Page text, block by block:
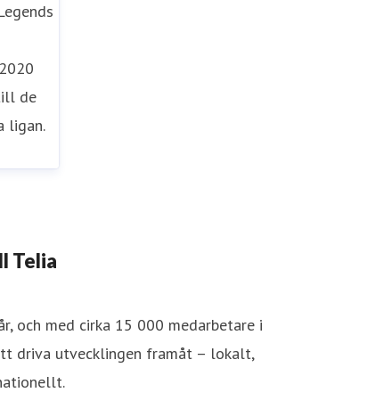
de
ligan.
Telia
och med cirka 15 000 medarbetare i
driva utvecklingen framåt – lokalt,